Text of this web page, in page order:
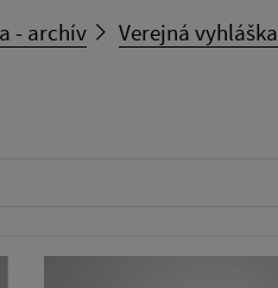
- archív Verejná vyhláška